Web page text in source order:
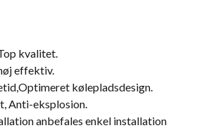
kvalitet.
effektiv.
kølepladsdesign.
Anti-eksplosion.
anbefales enkel installation